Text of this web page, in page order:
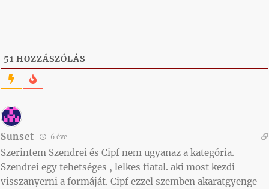
51 HOZZÁSZÓLÁS
Sunset 6 éve
Szerintem Szendrei és Cipf nem ugyanaz a kategória.
Szendrei egy tehetséges , lelkes fiatal. aki most kezdi
visszanyerni a formáját. Cipf ezzel szemben akaratgyenge